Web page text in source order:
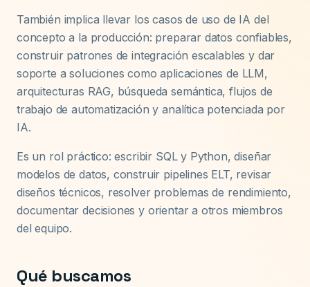
También implica llevar los casos de uso de IA del
concepto a la producción: preparar datos confiables,
construir patrones de integración escalables y dar
soporte a soluciones como aplicaciones de LLM,
arquitecturas RAG, búsqueda semántica, flujos de
trabajo de automatización y analítica potenciada por
IA.
Es un rol práctico: escribir SQL y Python, diseñar
modelos de datos, construir pipelines ELT, revisar
diseños técnicos, resolver problemas de rendimiento,
documentar decisiones y orientar a otros miembros
del equipo.
Qué buscamos